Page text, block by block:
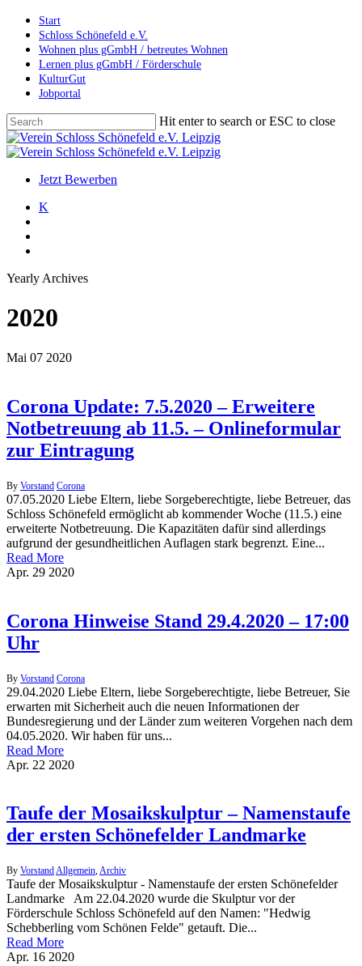
Skip
main
content
Start
Schloss Schönefeld e.V.
Wohnen plus gGmbH / betreutes Wohnen
Lernen plus gGmbH / Förderschule
KulturGut
Jobportal
Hit enter to search or ESC to close
Close
Search
search
account
Menu
Jetzt Bewerben
K
Yearly Archives
2020
Mai 07 2020
Corona Update: 7.5.2020 – Erweitere
Notbetreuung ab 11.5. – Onlineformular
zur Eintragung
By Vorstand Corona
07.05.2020 Liebe Eltern, liebe Sorgeberechtigte, liebe Betreuer, das
Schloss Schönefeld ermöglicht ab kommender Woche (11.5.) eine
erweiterte Notbetreuung. Die Kapazitäten dafür sind allerdings
aufgrund der gesundheitlichen Auflagen stark begrenzt. Eine...
Read More
Apr. 29 2020
Corona Hinweise Stand 29.4.2020 – 17:00
Uhr
By Vorstand Corona
29.04.2020 Liebe Eltern, liebe Sorgeberechtigte, liebe Betreuer, Sie
erwarten mit Sicherheit auch die neuen Informationen der
Bundesregierung und der Länder zum weiteren Vorgehen nach dem
04.05.2020. Wir haben für uns...
Read More
Apr. 22 2020
Taufe der Mosaikskulptur – Namenstaufe
der ersten Schönefelder Landmarke
By VorstandAllgemein,Archiv
Taufe der Mosaikskulptur - Namenstaufe der ersten Schönefelder
Landmarke Am 22.04.2020 wurde die Skulptur vor der
Förderschule Schloss Schönefeld auf den Namen: "Hedwig
Schebberling vom Schönen Felde" getauft. Die...
Read More
Apr. 16 2020